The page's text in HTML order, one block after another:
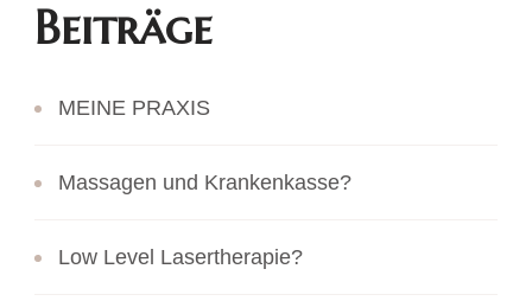
Beiträge
MEINE PRAXIS
Massagen und Krankenkasse?
Low Level Lasertherapie?